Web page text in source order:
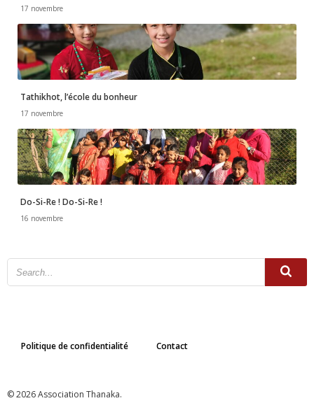
17 novembre
Tathikhot, l’école du bonheur
17 novembre
Do-Si-Re ! Do-Si-Re !
16 novembre
Politique de confidentialité Contact
© 2026 Association Thanaka.